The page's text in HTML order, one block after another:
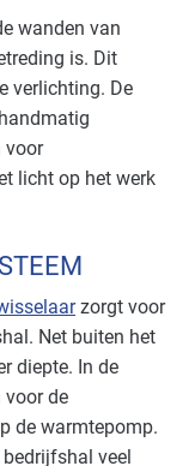
wanden van
is. Dit
verlichting. De
voor
licht op het werk
zorgt voor
Net buiten het
diepte. In de
voor de
de warmtepomp.
veel